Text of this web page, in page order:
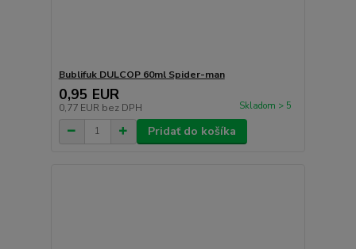
Bublifuk DULCOP 60ml Spider-man
0,95 EUR
0,77 EUR bez DPH Skladom > 5
Pridať do košíka